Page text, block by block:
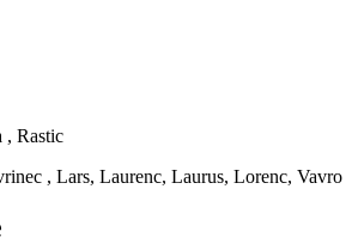
, Rastic
, Lars, Laurenc, Laurus, Lorenc, Vavro